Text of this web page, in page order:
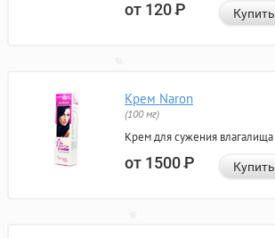
от 120Р Купить
Крем Naron
(100 мг)
Крем для сужения влагалища
от 1500Р Купить